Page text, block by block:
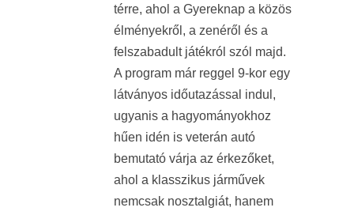
térre, ahol a Gyereknap a közös
élményekről, a zenéről és a
felszabadult játékról szól majd.
A program már reggel 9-kor egy
látványos időutazással indul,
ugyanis a hagyományokhoz
hűen idén is veterán autó
bemutató várja az érkezőket,
ahol a klasszikus járművek
nemcsak nosztalgiát, hanem